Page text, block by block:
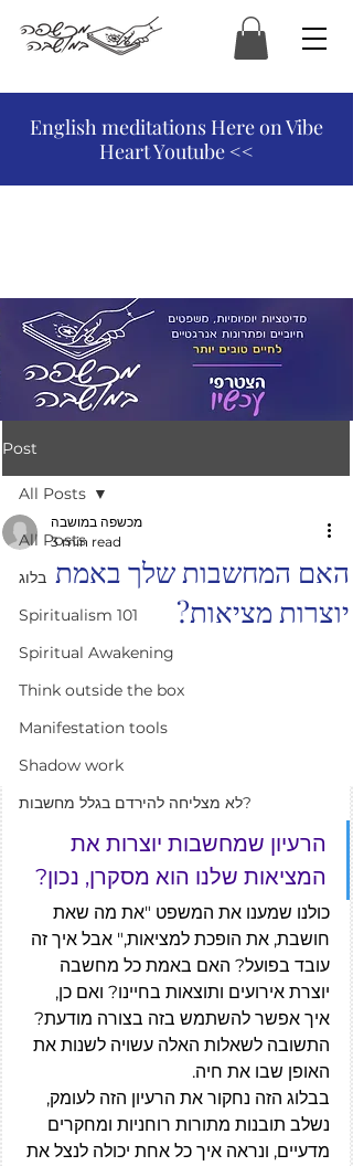
המכשפה במושבה
English meditations Here on Vibe
Heart Youtube <<
Post
All Posts
בלוג
Spiritualism 101
Spiritual Awakening
Think outside the box
Manifestation tools
Shadow work
לא מצליחה להירדם בגלל מחשבות?
All Posts
האם המחשבות שלך באמת
יוצרות מציאות?
מכשפה במושבה
3 min read
הרעיון שמחשבות יוצרות את
המציאות שלנו הוא מסקרן, נכון?
כולנו שמענו את המשפט "את מה שאת
חושבת, את הופכת למציאות," אבל איך זה
עובד בפועל? האם באמת כל מחשבה
יוצרת אירועים ותוצאות בחיינו? ואם כן,
איך אפשר להשתמש בזה בצורה מודעת?
התשובה לשאלות האלה עשויה לשנות את
האופן שבו את חיה.
בבלוג הזה נחקור את הרעיון הזה לעומק,
נשלב תובנות מתורות רוחניות ומחקרים
מדעיים, ונראה איך כל אחת יכולה לנצל את